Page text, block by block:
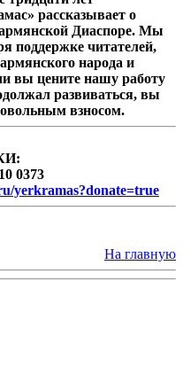
рассказывает о
Диаспоре. Мы
поддержке читателей,
народа и
вы цените нашу работу
развиваться, вы
взносом.
0373
yerkramas?donate=true
На главную